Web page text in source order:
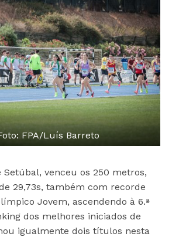
FPA/Luís Barreto
Setúbal, venceu os 250 metros,
29,73s, também com recorde
Jovem, ascendendo à 6.ª
dos melhores iniciados de
igualmente dois títulos nesta